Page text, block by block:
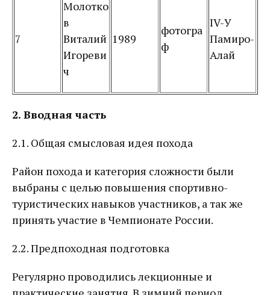
7
Молотко
в
Виталий
Игореви
ч
1989
фотогра
ф
IV-У
Памиро-
Алай
2. Вводная часть
2.1. Общая смысловая идея похода
Район похода и категория сложности были
выбраны с целью повышения спортивно-
туристических навыков участников, а так же
принять участие в Чемпионате России.
2.2. Предпоходная подготовка
Регулярно проводились лекционные и